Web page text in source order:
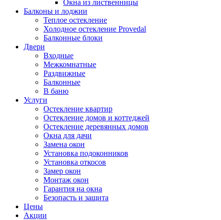
Окна из лиственницы
Балконы и лоджии
Теплое остекление
Холодное остекление Provedal
Балконные блоки
Двери
Входные
Межкомнатные
Раздвижные
Балконные
В баню
Услуги
Остекление квартир
Остекление домов и коттеджей
Остекление деревянных домов
Окна для дачи
Замена окон
Установка подоконников
Установка откосов
Замер окон
Монтаж окон
Гарантия на окна
Безопасть и защита
Цены
Акции